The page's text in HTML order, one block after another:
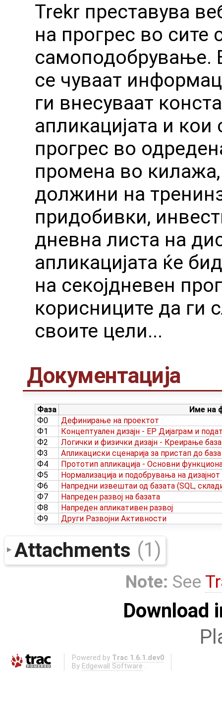
Trekr преставува
на прогрес во сите
самоподобрување.
се чуваат
ги внесуваат
апликацијата и
прогрес во
промена во
должини на
придобивки,
дневна листа на
апликацијата ќе
на секојдневен
корисниците да ги
своите цели...
Документација
Фаза
Име на
Ф0
Дефинирање на проектот
Ф1
Концептуален дизајн - ЕР Дијаграм и
Ф2
Логички и физички дизајн - Креирање
Ф3
Апликациски сценарија за пристап до база
Ф4
Прототип апликација - Основни
Ф5
Нормализација и подобрувања на дизајнот
Ф6
Напредни извештаи од базата (SQL,
Ф7
Напреден развој на базата
Ф8
Напреден апликативен развој
Ф9
Други Развојни Активности
Attachments (1)
Note: See
Download
Powered by Trac 1.6.1.dev0
By Edgewall Software .